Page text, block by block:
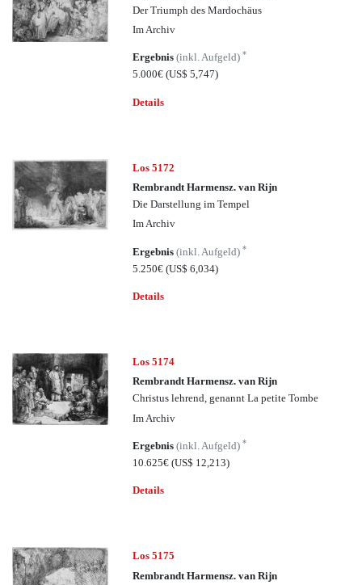
Der Triumph des Mardochäus
Im Archiv
Ergebnis(inkl. Aufgeld)*
5.000€(US$ 5,747)
Details
Los 5172
Rembrandt Harmensz. van Rijn
Die Darstellung im Tempel
Im Archiv
Ergebnis(inkl. Aufgeld)*
5.250€(US$ 6,034)
Details
Los 5174
Rembrandt Harmensz. van Rijn
Christus lehrend, genannt La petite Tombe
Im Archiv
Ergebnis(inkl. Aufgeld)*
10.625€(US$ 12,213)
Details
Los 5175
Rembrandt Harmensz. van Rijn